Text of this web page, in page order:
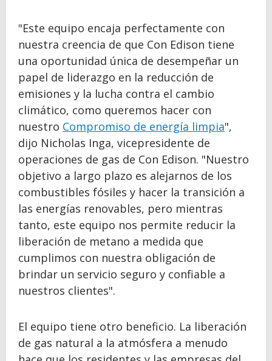
"Este equipo encaja perfectamente con
nuestra creencia de que Con Edison tiene
una oportunidad única de desempeñar un
papel de liderazgo en la reducción de
emisiones y la lucha contra el cambio
climático, como queremos hacer con
nuestro Compromiso de energía limpia",
dijo Nicholas Inga, vicepresidente de
operaciones de gas de Con Edison. "Nuestro
objetivo a largo plazo es alejarnos de los
combustibles fósiles y hacer la transición a
las energías renovables, pero mientras
tanto, este equipo nos permite reducir la
liberación de metano a medida que
cumplimos con nuestra obligación de
brindar un servicio seguro y confiable a
nuestros clientes".
El equipo tiene otro beneficio. La liberación
de gas natural a la atmósfera a menudo